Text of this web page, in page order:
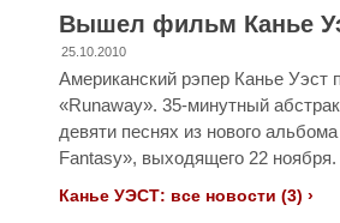
Вышел фильм Канье
25.10.2010
Американский рэпер Канье Уэст
«Runaway». 35-минутный
девяти песнях из нового
Fantasy», выходящего 22 ноября.
Канье УЭСТ: все новости (3) ›